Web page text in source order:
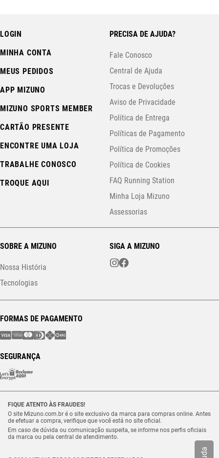
LOGIN
MINHA CONTA
MEUS PEDIDOS
APP MIZUNO
MIZUNO SPORTS MEMBER
CARTÃO PRESENTE
ENCONTRE UMA LOJA
TRABALHE CONOSCO
TROQUE AQUI
PRECISA DE AJUDA?
Fale Conosco
Central de Ajuda
Trocas e Devoluções
Aviso de Privacidade
Política de Entrega
Políticas de Pagamento
Política de Promoções
Política de Cookies
FAQ Running Station
Minha Loja Mizuno
Assessorias
SOBRE A MIZUNO
Nossa História
Tecnologias
SIGA A MIZUNO
FORMAS DE PAGAMENTO
SEGURANÇA
FIQUE ATENTO ÀS FRAUDES!
O site Mizuno.com.br é o site exclusivo da marca para compras online. Antes
de efetuar a compra, verifique que você está no site oficial.
Em caso de dúvida ou comunicação suspeita, se informe nos perfis oficiais
da marca ou pela central de atendimento.